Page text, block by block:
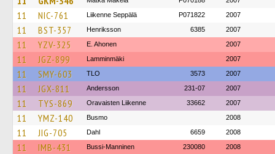
11 NIC-761 Liikenne Seppälä P071822 2007
11 BST-357 Henriksson 6385 2007
11 YZV-325 E. Ahonen 2007
11 JGZ-899 Lamminmäki 2007
11 SMY-603 TLO 3573 2007
11 JGX-811 Andersson 231-07 2007
11 TYS-869 Oravaisten Liikenne 33662 2007
11 YMZ-140 Busmo 2008
11 JIG-705 Dahl 6659 2008
11 IMB-431 Bussi-Manninen 230080 2008